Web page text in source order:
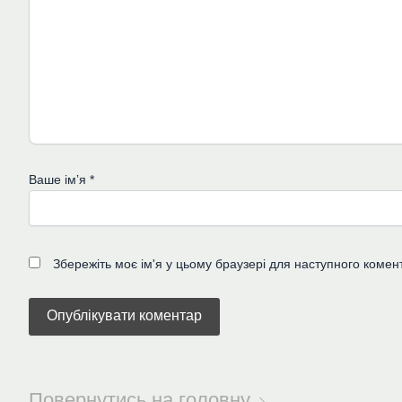
Ваше імʼя *
Збережіть моє ім'я у цьому браузері для наступного